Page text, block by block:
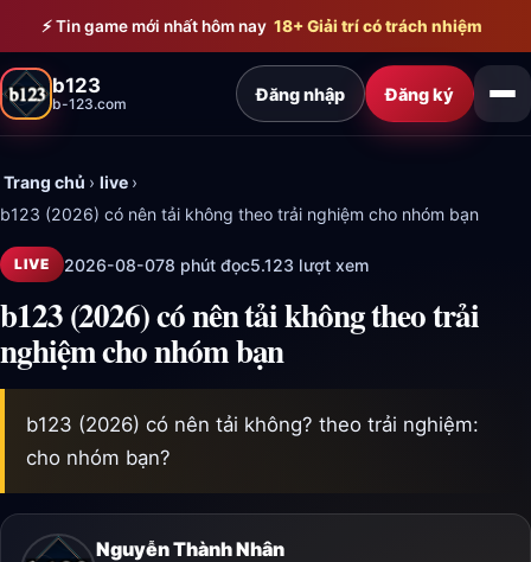
Bỏ qua đến nội dung chính
⚡ Tin game mới nhất hôm nay 18+ Giải trí có trách nhiệm
b123
b-123.com Đăng nhập Đăng ký
Trang chủ › live ›
b123 (2026) có nên tải không theo trải nghiệm cho nhóm bạn
LIVE 2026-08-078 phút đọc5.123 lượt xem
b123 (2026) có nên tải không theo trải
nghiệm cho nhóm bạn
b123 (2026) có nên tải không? theo trải nghiệm:
cho nhóm bạn?
Nguyễn Thành Nhân